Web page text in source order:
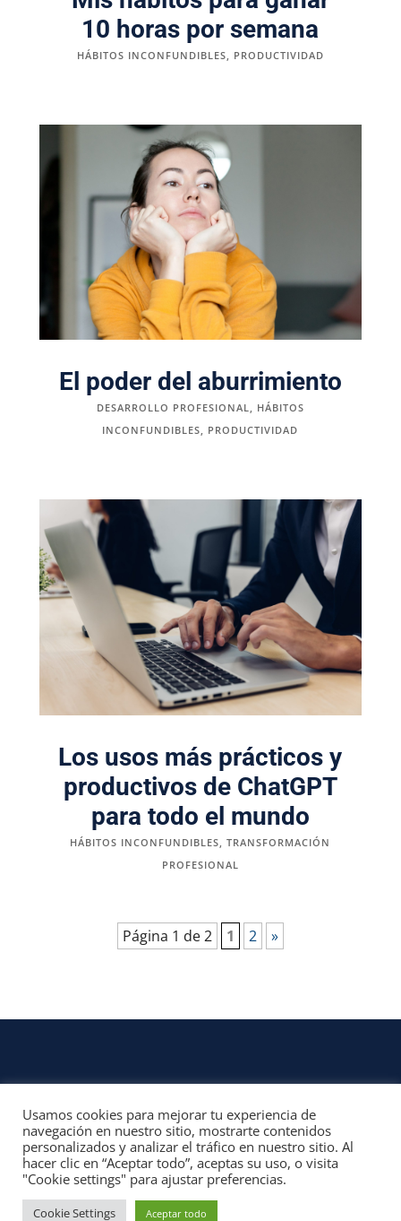
10 horas por semana
HÁBITOS INCONFUNDIBLES PRODUCTIVIDAD
El poder del aburrimiento
DESARROLLO PROFESIONAL, HÁBITOS
INCONFUNDIBLES, PRODUCTIVIDAD
Los usos más prácticos y
productivos de ChatGPT
para todo el mundo
HÁBITOS INCONFUNDIBLES ,TRANSFORMACIÓN
PROFESIONAL
Página 1 de 2 1 2 »
CONTACTO
© 2022, Unofficial Media, LLC – Reservados todos los derechos | All rights
reserved
Aviso Legal y Términos de Uso del Sitio|Aviso Programas Afiliados,
Usamos cookies para mejorar tu experiencia de
navegación en nuestro sitio, mostrarte contenidos
personalizados y analizar el tráfico en nuestro sitio. Al
hacer clic en “Aceptar todo”, aceptas su uso, o visita
"Cookie settings" para ajustar preferencias.
Cookie Settings Aceptar todo